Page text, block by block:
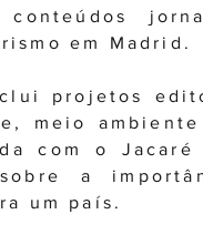
conteúdos
em Madrid.
projetos
meio
com o
a
um país.